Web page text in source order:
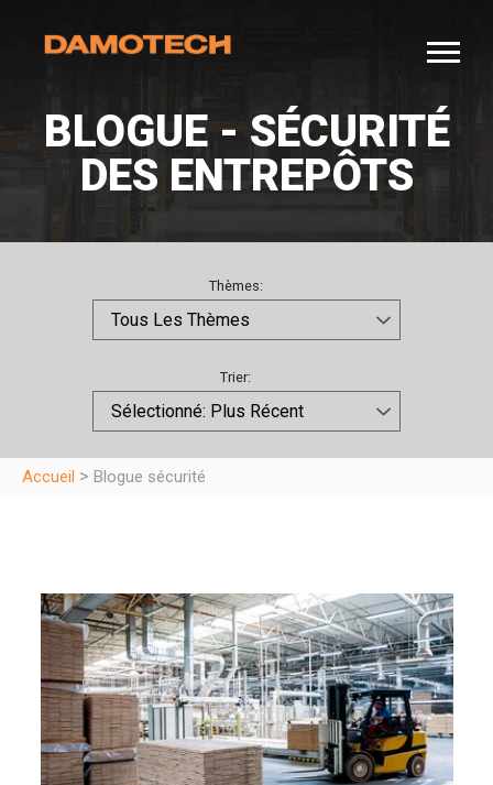
BLOGUE - SÉCURITÉ
DES ENTREPÔTS
Thèmes:
Trier:
Accueil > Blogue sécurité